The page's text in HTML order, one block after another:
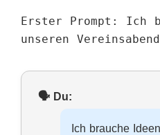
Erster Prompt: Ich
unseren Vereinsabend
Ich brauche